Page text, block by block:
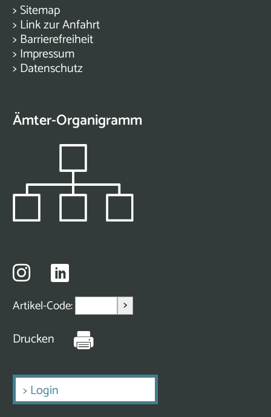
> Sitemap
> Link zur Anfahrt
> Barrierefreiheit
> Impressum
> Datenschutz
Ämter-Organigramm
Artikel-Code: >
Drucken
> Login